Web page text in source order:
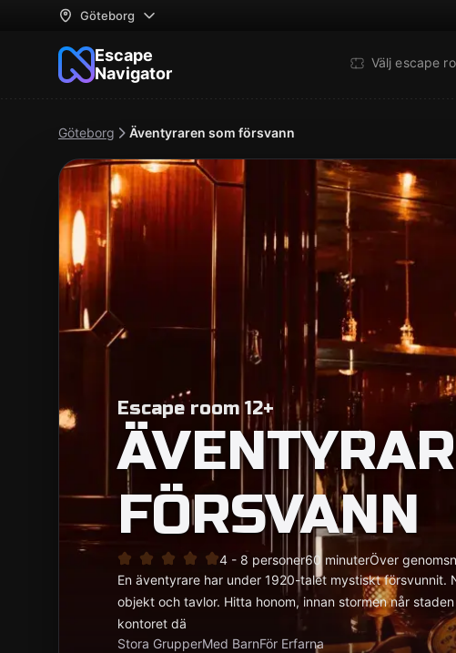
Göteborg
Escape
Navigator
Välj escape
Göteborg Äventyraren som försvann
Escape room 12+
FÖRSVANN
4 - 8 personer60 minuterÖver
En äventyrare har under 1920-talet mystiskt försvunnit.
objekt och tavlor. Hitta honom, innan stormen når
kontoret dä
Stora GrupperMed BarnFör Erfarna